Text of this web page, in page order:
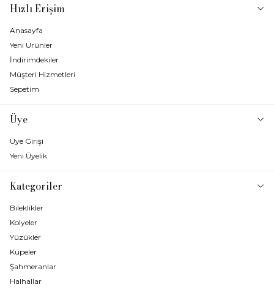
Hızlı Erişim
Anasayfa
Yeni Ürünler
İndirimdekiler
Müşteri Hizmetleri
Sepetim
Üye
Üye Girişi
Yeni Üyelik
Kategoriler
Bileklikler
Kolyeler
Yüzükler
Küpeler
Şahmeranlar
Halhallar